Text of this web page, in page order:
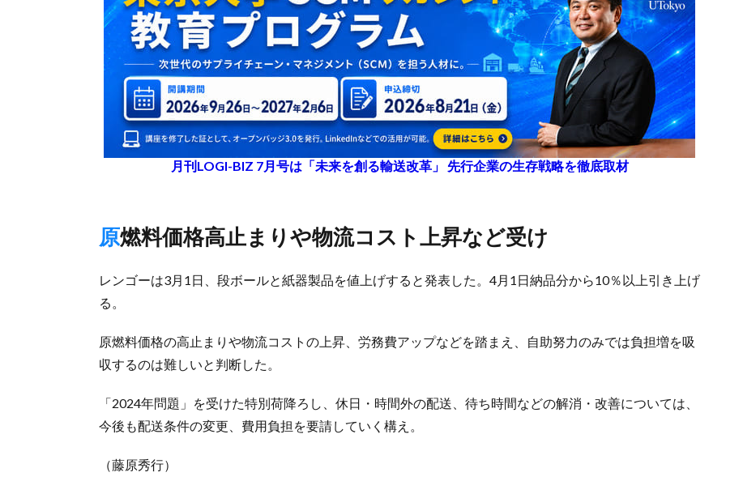
月刊LOGI-BIZ 7月号は「未来を創る輸送改革」 先行企業の生存戦略を徹底取材
原燃料価格高止まりや物流コスト上昇など受け
レンゴーは3月1日、段ボールと紙器製品を値上げすると発表した。4月1日納品分から10％以上引き上げ
る。
原燃料価格の高止まりや物流コストの上昇、労務費アップなどを踏まえ、自助努力のみでは負担増を吸
収するのは難しいと判断した。
「2024年問題」を受けた特別荷降ろし、休日・時間外の配送、待ち時間などの解消・改善については、
今後も配送条件の変更、費用負担を要請していく構え。
（藤原秀行）